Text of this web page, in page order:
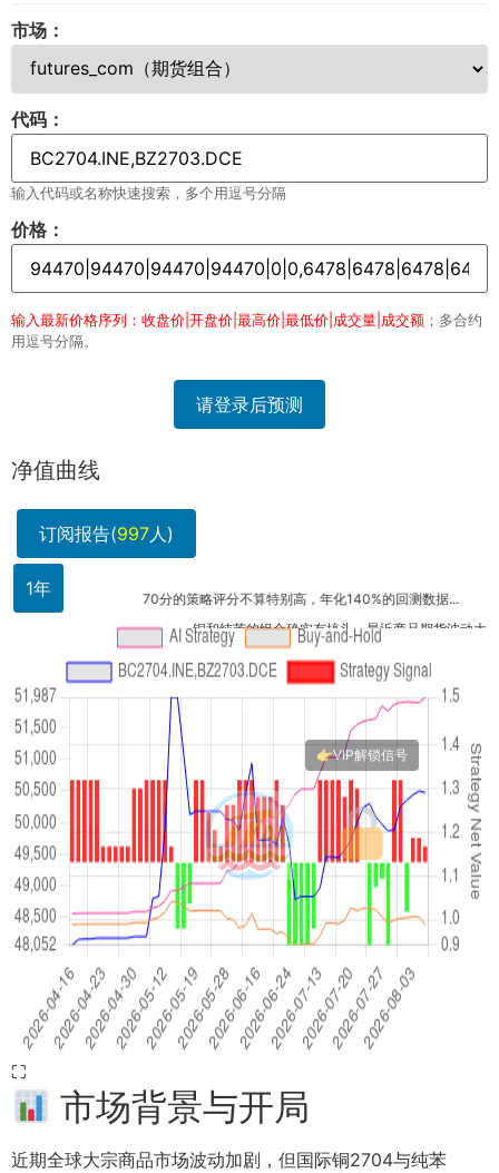
市场：
代码：
输入代码或名称快速搜索，多个用逗号分隔
价格：
输入最新价格序列：收盘价|开盘价|最高价|最低价|成交量|成交额 ；多合约
用逗号分隔。
请登录后预测
净值曲线
订阅报告(997人)
1年
⛶
70分的策略评分不算特别高，年化140%的回测数据...
铜和纯苯的组合确实有搞头，最近商品期货波动大，量
市场背景与开局
近期全球大宗商品市场波动加剧，但国际铜2704与纯苯